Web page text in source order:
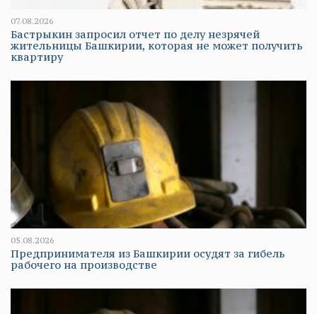
07.08.2026
Бастрыкин запросил отчет по делу незрячей
жительницы Башкирии, которая не может получить
квартиру
05.08.2026
Предпринимателя из Башкирии осудят за гибель
рабочего на производстве